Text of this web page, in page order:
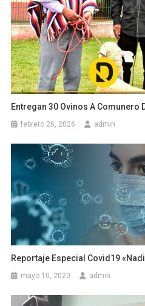
Entregan 30 Ovinos A Comunero
febrero 26, 2026 admin
Reportaje Especial Covid19
mayo 10, 2020 admin